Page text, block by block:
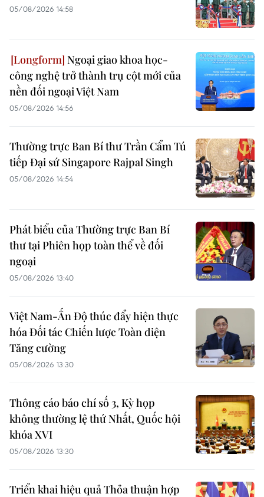
05/08/2026 14:58
Ngoại giao khoa học-
công nghệ trở thành trụ cột mới của
nền đối ngoại Việt Nam
05/08/2026 14:56
Thường trực Ban Bí thư Trần Cẩm Tú
tiếp Đại sứ Singapore Rajpal Singh
05/08/2026 14:54
Phát biểu của Thường trực Ban Bí
thư tại Phiên họp toàn thể về đối
ngoại
05/08/2026 13:40
Việt Nam-Ấn Độ thúc đẩy hiện thực
hóa Đối tác Chiến lược Toàn diện
Tăng cường
05/08/2026 13:30
Thông cáo báo chí số 3, Kỳ họp
không thường lệ thứ Nhất, Quốc hội
khóa XVI
05/08/2026 13:30
Triển khai hiệu quả Thỏa thuận hợp